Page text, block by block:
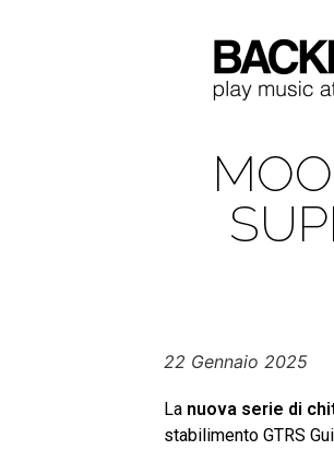
22 Gennaio 2025
La nuova serie di
stabilimento GTRS